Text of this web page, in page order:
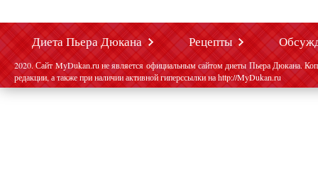
Диета Пьера Дюкана Рецепты
2020. Сайт MyDukan.ru не является официальным сайтом диеты Пьера Дюкана.
редакции, а также при наличии активной гиперссылки на http://MyDukan.ru